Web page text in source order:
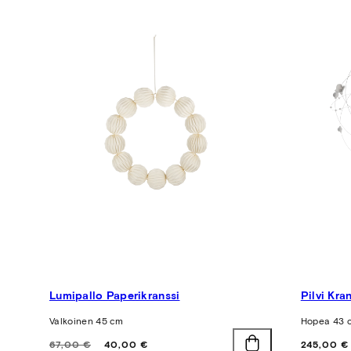
Lumipallo Paperikranssi
Valkoinen 45 cm
Hinta
67,00 € Alennushinta
40,00 €
Pilvi
Hopea 43
Hinta
245,00 €